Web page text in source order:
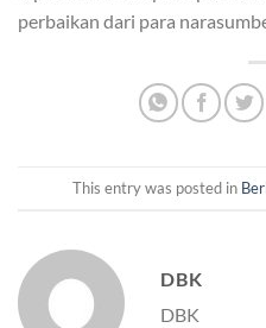
perbaikan dari para
This entry was posted in
DBK
DBK